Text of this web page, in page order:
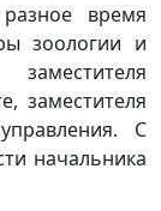
время
зоологии и
заместителя
С
начальника